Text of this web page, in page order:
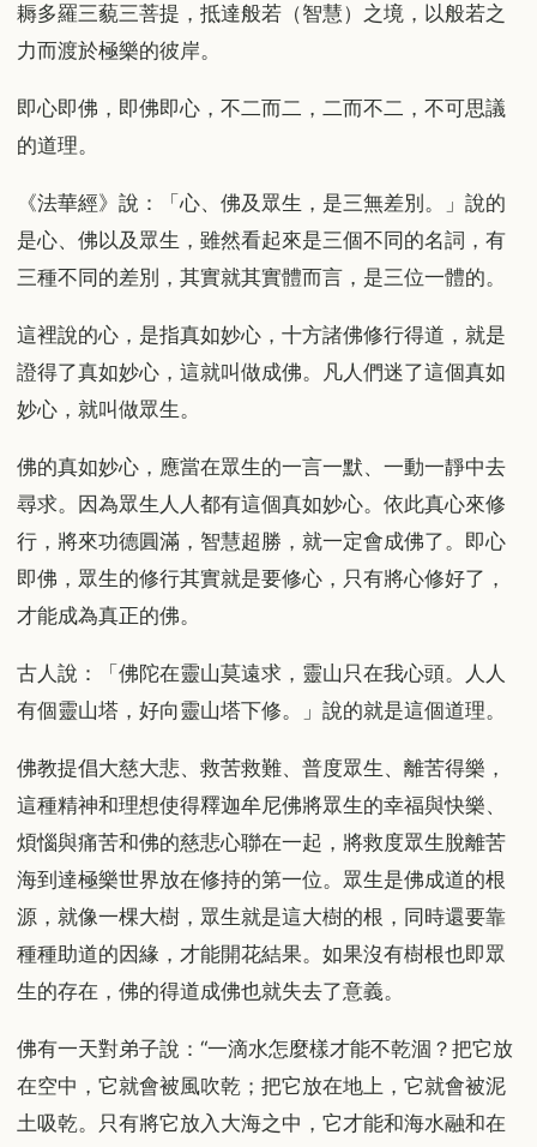
耨多羅三藐三菩提，抵達般若（智慧）之境，以般若之
力而渡於極樂的彼岸。
即心即佛，即佛即心，不二而二，二而不二，不可思議
的道理。
《法華經》說：「心、佛及眾生，是三無差別。」說的
是心、佛以及眾生，雖然看起來是三個不同的名詞，有
三種不同的差別，其實就其實體而言，是三位一體的。
這裡說的心，是指真如妙心，十方諸佛修行得道，就是
證得了真如妙心，這就叫做成佛。凡人們迷了這個真如
妙心，就叫做眾生。
佛的真如妙心，應當在眾生的一言一默、一動一靜中去
尋求。因為眾生人人都有這個真如妙心。依此真心來修
行，將來功德圓滿，智慧超勝，就一定會成佛了。即心
即佛，眾生的修行其實就是要修心，只有將心修好了，
才能成為真正的佛。
古人說：「佛陀在靈山莫遠求，靈山只在我心頭。人人
有個靈山塔，好向靈山塔下修。」說的就是這個道理。
佛教提倡大慈大悲、救苦救難、普度眾生、離苦得樂，
這種精神和理想使得釋迦牟尼佛將眾生的幸福與快樂、
煩惱與痛苦和佛的慈悲心聯在一起，將救度眾生脫離苦
海到達極樂世界放在修持的第一位。眾生是佛成道的根
源，就像一棵大樹，眾生就是這大樹的根，同時還要靠
種種助道的因緣，才能開花結果。如果沒有樹根也即眾
生的存在，佛的得道成佛也就失去了意義。
佛有一天對弟子說：“一滴水怎麼樣才能不乾涸？把它放
在空中，它就會被風吹乾；把它放在地上，它就會被泥
土吸乾。只有將它放入大海之中，它才能和海水融和在